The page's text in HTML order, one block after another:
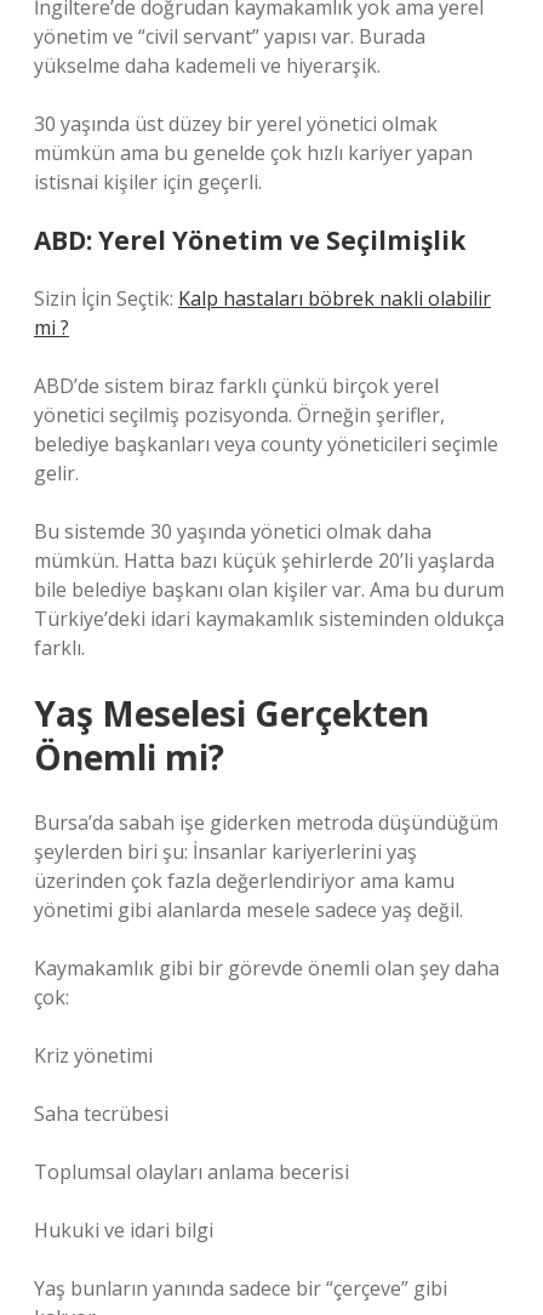
İngiltere’de doğrudan kaymakamlık yok ama yerel
yönetim ve “civil servant” yapısı var. Burada
yükselme daha kademeli ve hiyerarşik.
30 yaşında üst düzey bir yerel yönetici olmak
mümkün ama bu genelde çok hızlı kariyer yapan
istisnai kişiler için geçerli.
ABD: Yerel Yönetim ve Seçilmişlik
Sizin İçin Seçtik: Kalp hastaları böbrek nakli olabilir
mi ?
ABD’de sistem biraz farklı çünkü birçok yerel
yönetici seçilmiş pozisyonda. Örneğin şerifler,
belediye başkanları veya county yöneticileri seçimle
gelir.
Bu sistemde 30 yaşında yönetici olmak daha
mümkün. Hatta bazı küçük şehirlerde 20’li yaşlarda
bile belediye başkanı olan kişiler var. Ama bu durum
Türkiye’deki idari kaymakamlık sisteminden oldukça
farklı.
Yaş Meselesi Gerçekten
Önemli mi?
Bursa’da sabah işe giderken metroda düşündüğüm
şeylerden biri şu: İnsanlar kariyerlerini yaş
üzerinden çok fazla değerlendiriyor ama kamu
yönetimi gibi alanlarda mesele sadece yaş değil.
Kaymakamlık gibi bir görevde önemli olan şey daha
çok:
Kriz yönetimi
Saha tecrübesi
Toplumsal olayları anlama becerisi
Hukuki ve idari bilgi
Yaş bunların yanında sadece bir “çerçeve” gibi